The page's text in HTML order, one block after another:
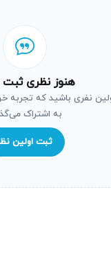
معیوب باعث فشار
فوری برای تعمیر از
می‌تواند باعث کاهش
کاربران را تضمین
سنگین‌تر
نکند برای افزایش
حرارتی یا
هنوز نظری
نفری باشید که تجربه
به اشتراک
ثبت اولین